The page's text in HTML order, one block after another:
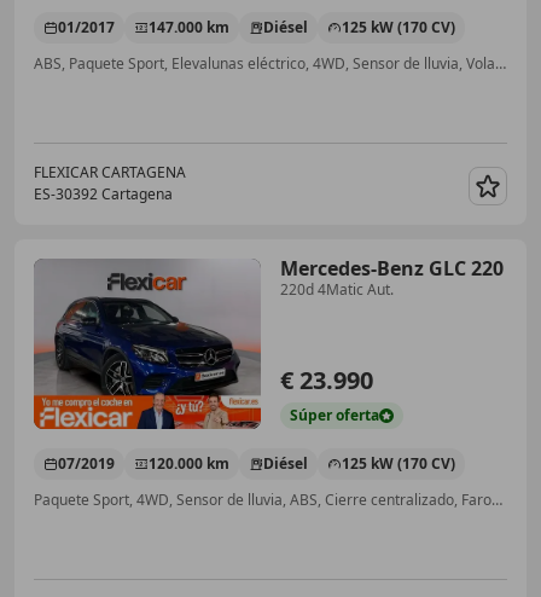
01/2017 147.000 km Diésel
125 kW (170 CV)
ABS, Paquete Sport, Elevalunas eléctrico, 4WD, Sensor de lluvia, Volante multifunción, Cierre centralizado
FLEXICAR CARTAGENA
ES-30392 Cartagena
Mercedes-Benz GLC 220
220d 4Matic Aut.
€ 23.990
Súperoferta
07/2019 120.000 km Diésel
125 kW (170 CV)
Paquete Sport, 4WD, Sensor de lluvia, ABS, Cierre centralizado, Faros antiniebla, Airbag del conductor